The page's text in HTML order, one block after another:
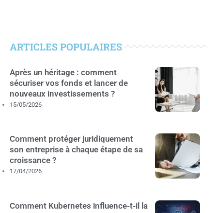
ARTICLES POPULAIRES
Après un héritage : comment
sécuriser vos fonds et lancer de
nouveaux investissements ?
15/05/2026
Comment protéger juridiquement
son entreprise à chaque étape de sa
croissance ?
17/04/2026
Comment Kubernetes influence-t-il la